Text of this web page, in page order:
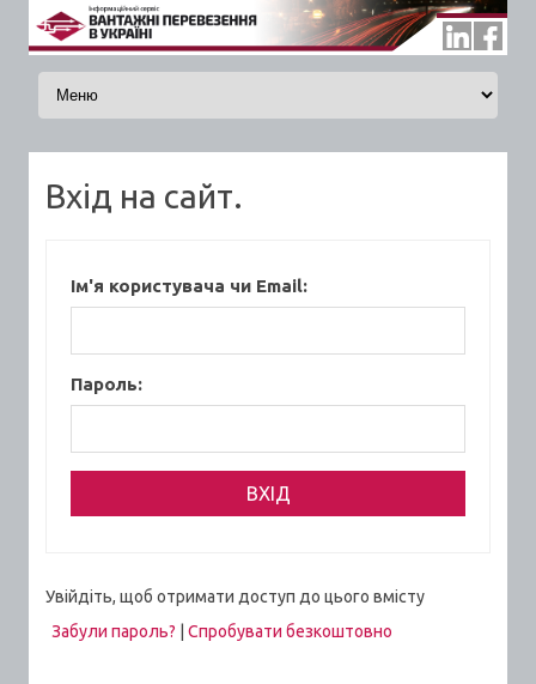
Skip to content
Вхід на сайт.
Ім'я користувача чи Email:
Пароль:
Увійдіть, щоб отримати доступ до цього вмісту
Забули пароль?
Спробувати безкоштовно